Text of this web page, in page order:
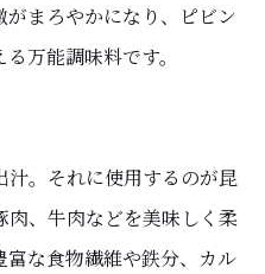
まろやかになり、ピビン
万能調味料です。
汁。それに使用するのが昆
、牛肉などを美味しく柔
富な食物繊維や鉄分、カル